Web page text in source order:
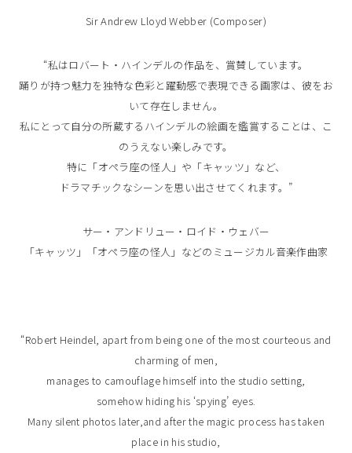
Sir Andrew Lloyd Webber (Composer)
“私はロバート・ハインデルの作品を、賞賛しています。
踊りが持つ魅力を独特な色彩と躍動感で表現できる画家は、彼をお
いて存在しません。
私にとって自分の所蔵するハインデルの絵画を鑑賞することは、こ
のうえない楽しみです。
特に「オペラ座の怪人」や「キャッツ」など、
ドラマチックなシーンを思い出させてくれます。”
サー・アンドリュー・ロイド・ウェバー
「キャッツ」「オペラ座の怪人」などのミュージカル音楽作曲家
“Robert Heindel, apart from being one of the most courteous and
charming of men,
manages to camouflage himself into the studio setting,
somehow hiding his ‘spying’ eyes.
Many silent photos later,and after the magic process has taken
place in his studio,